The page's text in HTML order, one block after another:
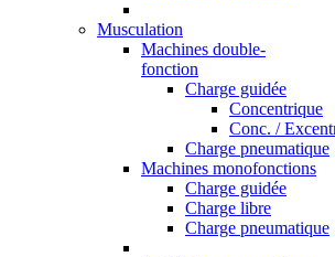
Musculation
Machines double-
fonction
Charge guidée
Concentrique
Conc. /
Charge pneumatique
Machines monofonctions
Charge guidée
Charge libre
Charge pneumatique